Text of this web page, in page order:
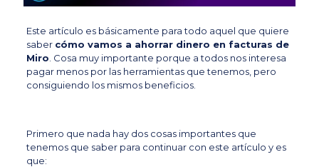
Este artículo es básicamente para todo aquel que quiere
saber cómo vamos a ahorrar dinero en facturas de
Miro . Cosa muy importante porque a todos nos interesa
pagar menos por las herramientas que tenemos, pero
consiguiendo los mismos beneficios.
Primero que nada hay dos cosas importantes que
tenemos que saber para continuar con este artículo y es
que: